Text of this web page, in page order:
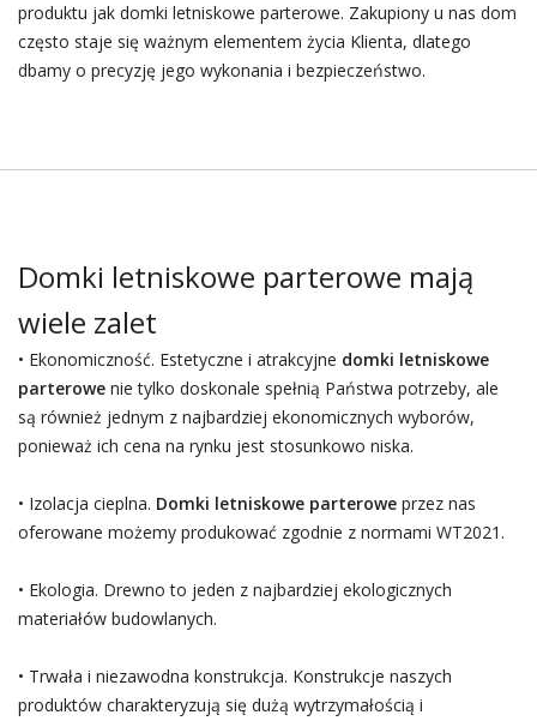
produktu jak domki letniskowe parterowe. Zakupiony u nas dom
często staje się ważnym elementem życia Klienta, dlatego
dbamy o precyzję jego wykonania i bezpieczeństwo.
Domki letniskowe parterowe mają
wiele zalet
• Ekonomiczność. Estetyczne i atrakcyjne domki letniskowe
parterowenie tylko doskonale spełnią Państwa potrzeby, ale
są również jednym z najbardziej ekonomicznych wyborów,
ponieważ ich cena na rynku jest stosunkowo niska.
• Izolacja cieplna. Domki letniskowe parteroweprzez nas
oferowane możemy produkować zgodnie z normami WT2021.
• Ekologia. Drewno to jeden z najbardziej ekologicznych
materiałów budowlanych.
• Trwała i niezawodna konstrukcja. Konstrukcje naszych
produktów charakteryzują się dużą wytrzymałością i